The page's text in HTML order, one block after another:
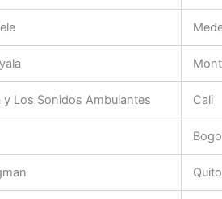
y Los Sonidos Ambulantes Cali
Quito